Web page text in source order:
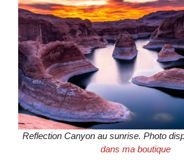
Reflection Canyon au sunrise. Photo
dans ma boutique